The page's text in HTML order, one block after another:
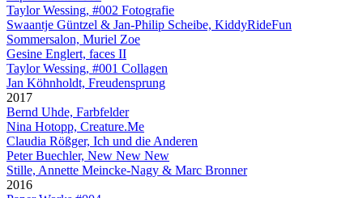
Taylor Wessing, #002 Fotografie
Swaantje Güntzel & Jan-Philip Scheibe, KiddyRideFun
Sommersalon, Muriel Zoe
Gesine Englert, faces II
Taylor Wessing, #001 Collagen
Jan Köhnholdt, Freudensprung
2017
Bernd Uhde, Farbfelder
Nina Hotopp, Creature.Me
Claudia Rößger, Ich und die Anderen
Peter Buechler, New New New
Stille, Annette Meincke-Nagy & Marc Bronner
2016